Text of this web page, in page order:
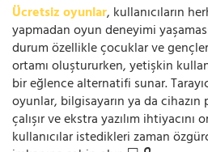
Ücretsiz oyunlar, kullanıcıların
yapmadan oyun deneyimi
durum özellikle çocuklar ve
ortamı oluştururken, yetişkin
bir eğlence alternatifi sunar.
oyunlar, bilgisayarın ya da cihazın
çalışır ve ekstra yazılım ihtiyacını
kullanıcılar istedikleri zaman